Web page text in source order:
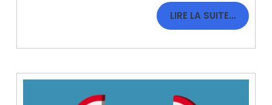
LIRE LA SUITE…LIRE
LA